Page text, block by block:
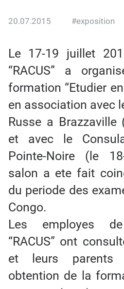
20.07.2015 #exposition
Le 17-19 juillet
“RACUS” a
formation “Etudier
en association avec
Russe a Brazzaville
et avec le
Pointe-Noire (le
salon a ete fait
du periode des
Congo.
Les employes de
“RACUS” ont
et leurs parents
obtention de la